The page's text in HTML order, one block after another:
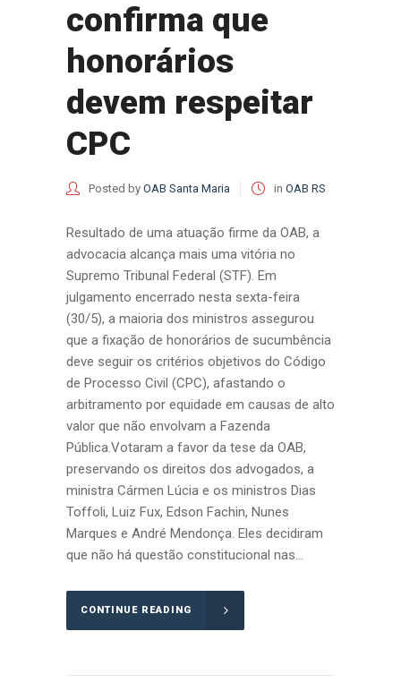
confirma que
honorários
devem respeitar
CPC
Posted by OAB Santa Maria in OAB RS
Resultado de uma atuação firme da OAB, a
advocacia alcança mais uma vitória no
Supremo Tribunal Federal (STF). Em
julgamento encerrado nesta sexta-feira
(30/5), a maioria dos ministros assegurou
que a fixação de honorários de sucumbência
deve seguir os critérios objetivos do Código
de Processo Civil (CPC), afastando o
arbitramento por equidade em causas de alto
valor que não envolvam a Fazenda
Pública.Votaram a favor da tese da OAB,
preservando os direitos dos advogados, a
ministra Cármen Lúcia e os ministros Dias
Toffoli, Luiz Fux, Edson Fachin, Nunes
Marques e André Mendonça. Eles decidiram
que não há questão constitucional nas...
CONTINUE READING